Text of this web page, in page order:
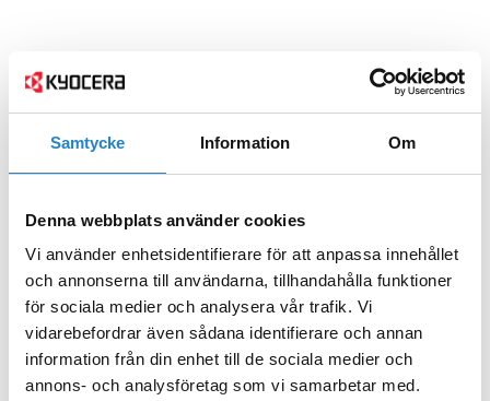
Samtycke Information Om
Denna webbplats använder cookies
Vi använder enhetsidentifierare för att anpassa innehållet
och annonserna till användarna, tillhandahålla funktioner
för sociala medier och analysera vår trafik. Vi
vidarebefordrar även sådana identifierare och annan
information från din enhet till de sociala medier och
annons- och analysföretag som vi samarbetar med.